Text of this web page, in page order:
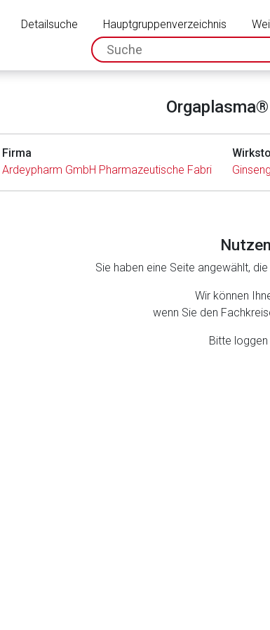
Detailsuche Hauptgruppenverzeichnis
spc.search.input.placeholder
Orgaplasma®
Firma
Ardeypharm GmbH Pharmazeutische Fabrik
Sie haben eine Seite angewählt,
Wir können
wenn Sie den
Bitte
externen Seite
aufgerufene Link öffnet eine externe Web-Seite.